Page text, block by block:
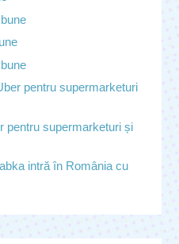
pentru supermarketuri
pentru supermarketuri și
intră în România cu